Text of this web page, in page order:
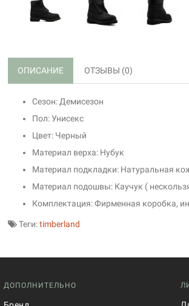
ОПИСАНИЕ ОТЗЫВЫ (0)
Сезон: Демисезон
Пол: Унисекс
Цвет: Черный
Материал верха: Нубук
Материал подкладки: Натуральная
Материал подошвы: Каучук (
Комплектация: Фирменная коробка,
Теги:timberland
ДОПОЛНИТЕЛЬНО